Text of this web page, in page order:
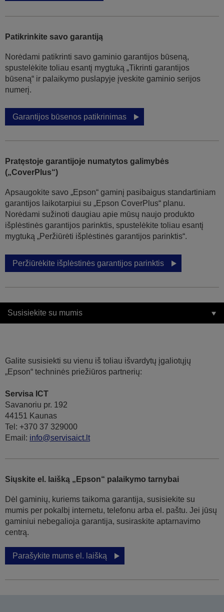
Patikrinkite savo garantiją
Norėdami patikrinti savo gaminio garantijos būseną,
spustelėkite toliau esantį mygtuką „Tikrinti garantijos
būseną“ ir palaikymo puslapyje įveskite gaminio serijos
numerį.
Garantijos būsenos patikrinimas
Pratęstoje garantijoje numatytos galimybės
(„CoverPlus“)
Apsaugokite savo „Epson“ gaminį pasibaigus standartiniam
garantijos laikotarpiui su „Epson CoverPlus“ planu.
Norėdami sužinoti daugiau apie mūsų naujo produkto
išplėstinės garantijos parinktis, spustelėkite toliau esantį
mygtuką „Peržiūrėti išplėstinės garantijos parinktis“.
Peržiūrėkite išplėstinės garantijos parinktis
Susisiekite su mumis
Galite susisiekti su vienu iš toliau išvardytų įgaliotųjų
„Epson“ techninės priežiūros partnerių:
Servisa ICT
Savanoriu pr. 192
44151 Kaunas
Tel: +370 37 329000
Email: info@servisaict.lt
Siųskite el. laišką „Epson“ palaikymo tarnybai
Dėl gaminių, kuriems taikoma garantija, susisiekite su
mumis per pokalbį internetu, telefonu arba el. paštu. Jei jūsų
gaminiui nebegalioja garantija, susiraskite aptarnavimo
centrą.
Parašykite mums el. laišką